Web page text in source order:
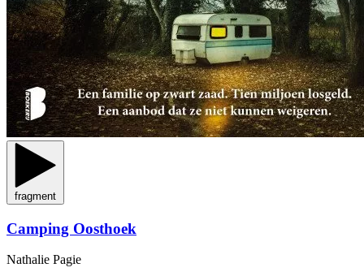
fragment
Camping Oosthoek
Nathalie Pagie